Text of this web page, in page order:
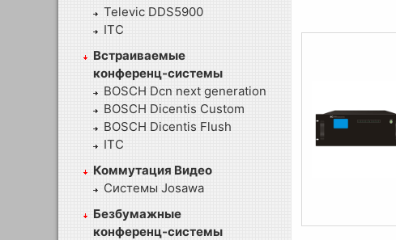
Televic DDS5900
ITC
Встраиваемые
конференц-системы
BOSCH Dcn next generation
BOSCH Dicentis Custom
BOSCH Dicentis Flush
ITC
Коммутация Видео
Системы Josawa
Безбумажные
конференц-системы